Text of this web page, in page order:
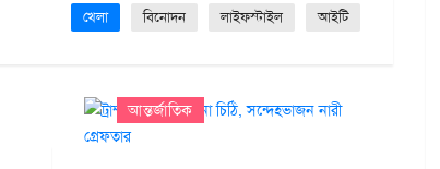
খেলা বিনোদন লাইফস্টাইল আইটি
আন্তর্জাতিক